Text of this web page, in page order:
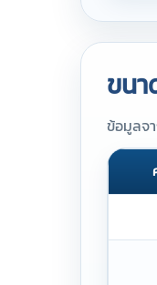
ขนา
ข้อมูลจ